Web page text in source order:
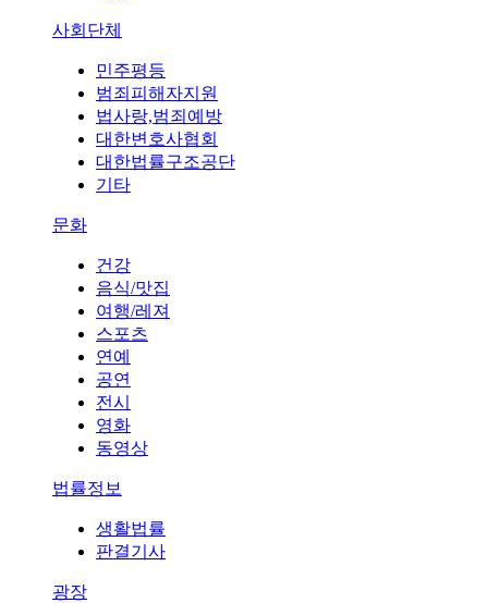
사회단체
민주평등
범죄피해자지원
법사랑,범죄예방
대한변호사협회
대한법률구조공단
기타
문화
건강
음식/맛집
여행/레져
스포츠
연예
공연
전시
영화
동영상
법률정보
생활법률
판결기사
광장